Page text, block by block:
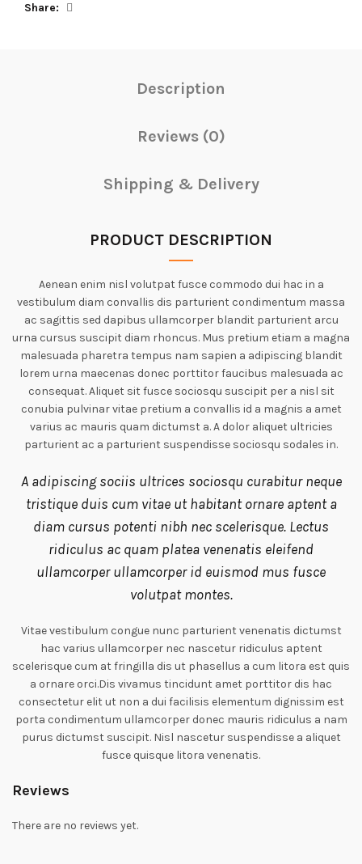
Share
Description
Reviews (0)
Shipping & Delivery
PRODUCT DESCRIPTION
Aenean enim nisl volutpat fusce commodo dui hac in a
vestibulum diam convallis dis parturient condimentum massa
ac sagittis sed dapibus ullamcorper blandit parturient arcu
urna cursus suscipit diam rhoncus. Mus pretium etiam a magna
malesuada pharetra tempus nam sapien a adipiscing blandit
lorem urna maecenas donec porttitor faucibus malesuada ac
consequat. Aliquet sit fusce sociosqu suscipit per a nisl sit
conubia pulvinar vitae pretium a convallis id a magnis a amet
varius ac mauris quam dictumst a. A dolor aliquet ultricies
parturient ac a parturient suspendisse sociosqu sodales in.
A adipiscing sociis ultrices sociosqu curabitur neque
tristique duis cum vitae ut habitant ornare aptent a
diam cursus potenti nibh nec scelerisque. Lectus
ridiculus ac quam platea venenatis eleifend
ullamcorper ullamcorper id euismod mus fusce
volutpat montes.
Vitae vestibulum congue nunc parturient venenatis dictumst
hac varius ullamcorper nec nascetur ridiculus aptent
scelerisque cum at fringilla dis ut phasellus a cum litora est quis
a ornare orci.Dis vivamus tincidunt amet porttitor dis hac
consectetur elit ut non a dui facilisis elementum dignissim est
porta condimentum ullamcorper donec mauris ridiculus a nam
purus dictumst suscipit. Nisl nascetur suspendisse a aliquet
fusce quisque litora venenatis.
Reviews
There are no reviews yet.